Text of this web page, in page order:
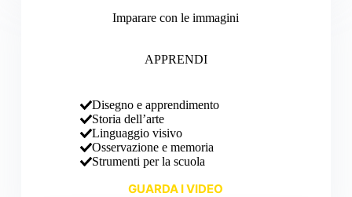
Imparare con le immagini
APPRENDI
Disegno e apprendimento
Storia dell’arte
Linguaggio visivo
Osservazione e memoria
Strumenti per la scuola
GUARDA I VIDEO